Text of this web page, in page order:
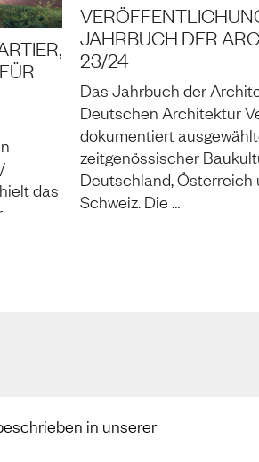
das
JAHRBUCH DER
23/24
Das Jahrbuch der
Deutschen Architektur
dokumentiert
zeitgenössischer
Deutschland, Österreich
Schweiz. Die …
in unserer